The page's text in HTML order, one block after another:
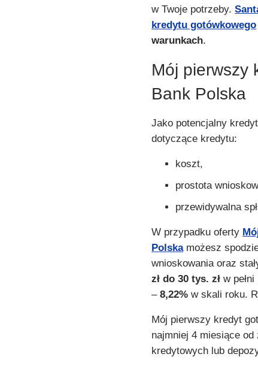
w Twoje potrzeby.
kredytu gotówkowego
warunkach.
Mój pierwszy
Bank Polska
Jako potencjalny
dotyczące kredytu:
koszt,
prostota
przewidywalna
W przypadku oferty
Polskamożesz
wnioskowania oraz
zł do 30 tys. złw pełni
–8,22%w skali roku.
Mój pierwszy kredyt
najmniej 4 miesiące od
kredytowych lub